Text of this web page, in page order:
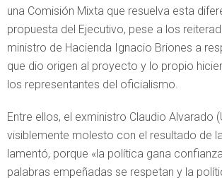
una Comisión Mixta que resuelva esta
propuesta del Ejecutivo, pese a los
ministro de Hacienda Ignacio Briones a
que dio origen al proyecto y lo propio
los representantes del oficialismo.
Entre ellos, el exministro Claudio Alvarado
visiblemente molesto con el resultado de
lamentó, porque «la política gana
palabras empeñadas se respetan y la